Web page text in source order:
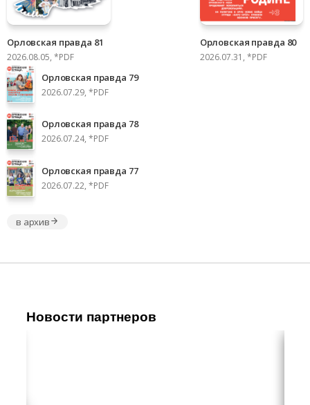
Орловская правда 81
2026.08.05, *PDF
Орловская правда 80
2026.07.31, *PDF
Орловская правда 79
2026.07.29, *PDF
Орловская правда 78
2026.07.24, *PDF
Орловская правда 77
2026.07.22, *PDF
в архив
Новости партнеров